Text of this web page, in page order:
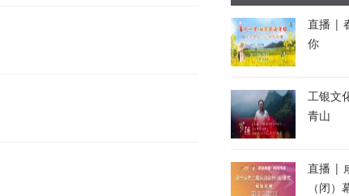
直播 |
你
工银文
青山
直播 |
（闭）